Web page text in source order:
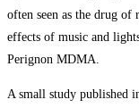
often seen as the drug of
effects of music аnd
Perignon MDMA.
A small study published